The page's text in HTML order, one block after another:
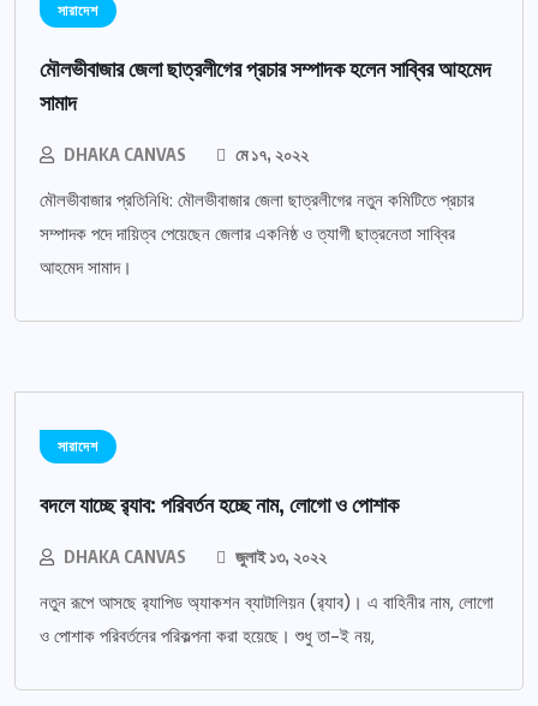
সারাদেশ
মৌলভীবাজার জেলা ছাত্রলীগের প্রচার সম্পাদক হলেন সাব্বির আহমেদ
সামাদ
DHAKA CANVAS মে ১৭, ২০২২
মৌলভীবাজার প্রতিনিধি: মৌলভীবাজার জেলা ছাত্রলীগের নতুন কমিটিতে প্রচার
সম্পাদক পদে দায়িত্ব পেয়েছেন জেলার একনিষ্ঠ ও ত্যাগী ছাত্রনেতা সাব্বির
আহমেদ সামাদ।
সারাদেশ
বদলে যাচ্ছে র‌্যাব: পরিবর্তন হচ্ছে নাম, লোগো ও পোশাক
DHAKA CANVAS জুলাই ১৩, ২০২২
নতুন রূপে আসছে র‌্যাপিড অ্যাকশন ব্যাটালিয়ন (র‌্যাব)। এ বাহিনীর নাম, লোগো
ও পোশাক পরিবর্তনের পরিকল্পনা করা হয়েছে। শুধু তা-ই নয়,